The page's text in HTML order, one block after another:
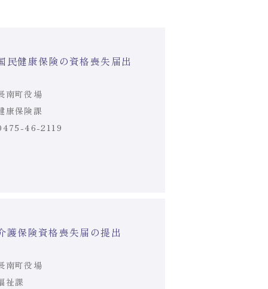
民健康保険の資格喪失届出
南町役場
康保険課
46-2119
護保険資格喪失届の提出
南町役場
祉課